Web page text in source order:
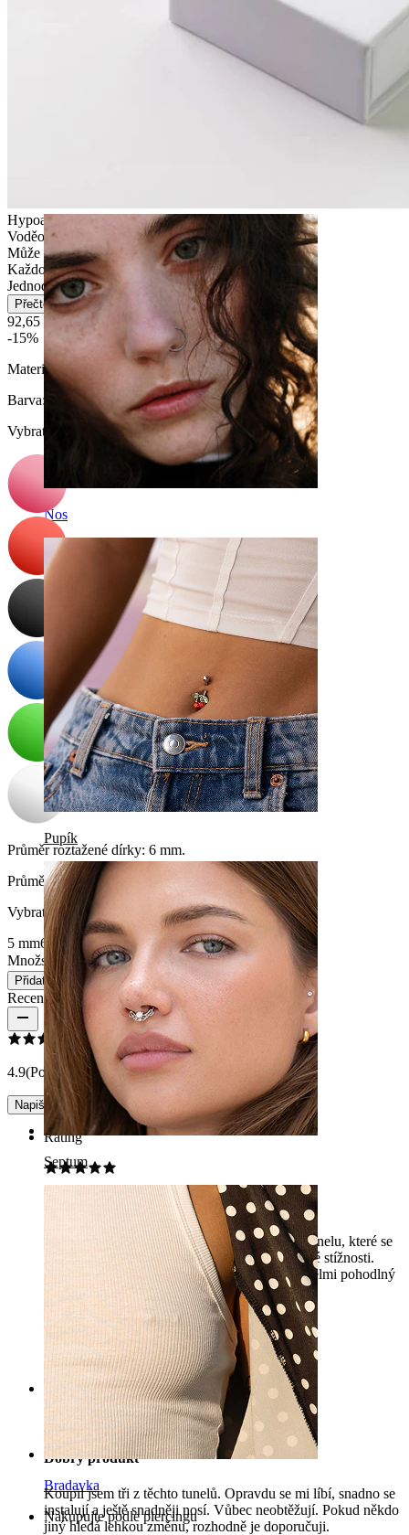
Nos
Pupík
Septum
Bradavka
Nakupujte podle piercingu
Hypoalergenní
Voděodolný
Může vydržet celý život
Každodenní nošení
Jednoduché
Přečtěte si více
92,65 Kč109,00 Kč
-15%
Materiál:Silikon
Barva:
Vybrat Barva
Průměr roztažené dírky: 6 mm.
Průměr:
Vybrat Průměr
5 mm6 mm 8 mm10 mm12 mm14 mm16 mm
Množství: 1
Změnit
Přidat do košíku
Recenze produktu
4.9(Počet recenzí: 39)
Napište recenzi
Rating
Dobrá volba!
Již mám několik modelů tohoto silikonového tunelu, které se
liší barvou a velikostí, a zatím jsem neměl žádné stížnosti.
Produkt odpovídá popisu a obrázku, navíc je velmi pohodlný
Patrīcija Ověřený nákup
Přeloženo pomocí AI Zobrazit původní text
Rating
Dobrý produkt
Koupil jsem tři z těchto tunelů. Opravdu se mi líbí, snadno se
instalují a ještě snadněji nosí. Vůbec neobtěžují. Pokud někdo
jiný hledá lehkou změnu, rozhodně je doporučuji.